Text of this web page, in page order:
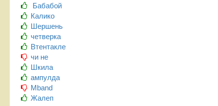
Бабабой
Калико
Шершень
четверка
Втентакле
чи не
Шкила
ампулда
Mband
Жалеп